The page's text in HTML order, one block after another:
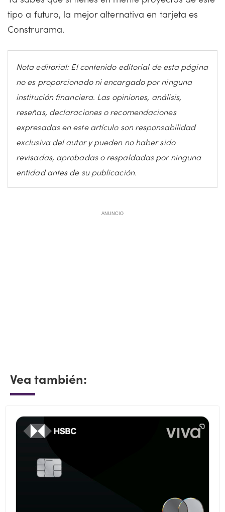
tipo a futuro, la mejor alternativa en tarjeta es
Construrama.
Nota editorial: El contenido editorial de esta página
no es proporcionado ni encargado por ninguna
institución financiera. Las opiniones, análisis,
reseñas, declaraciones o recomendaciones
expresadas en este artículo son responsabilidad
exclusiva del autor y pueden no haber sido
revisadas, aprobadas o respaldadas por ninguna
entidad antes de su publicación.
ANUNCIO
Vea también: